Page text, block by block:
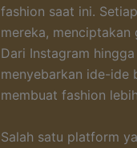
fashion saat ini.
mereka,
Dari Instagram
menyebarkan ide-ide
membuat fashion
Salah satu platform